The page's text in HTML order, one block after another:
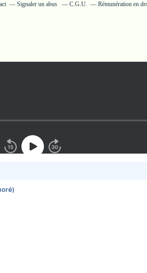
Signaler un abus C.G.U. Rémunération en